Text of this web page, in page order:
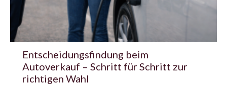
Entscheidungsfindung beim
Autoverkauf – Schritt für Schritt zur
richtigen Wahl